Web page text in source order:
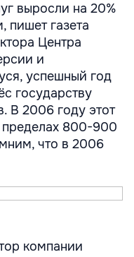
выросли на 20%
пишет газета
Центра
и
успешный год
государству
В 2006 году этот
пределах 800-900
что в 2006
компании